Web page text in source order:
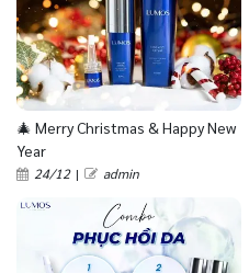
🎄 Merry Christmas & Happy New
Year
24/12 | admin